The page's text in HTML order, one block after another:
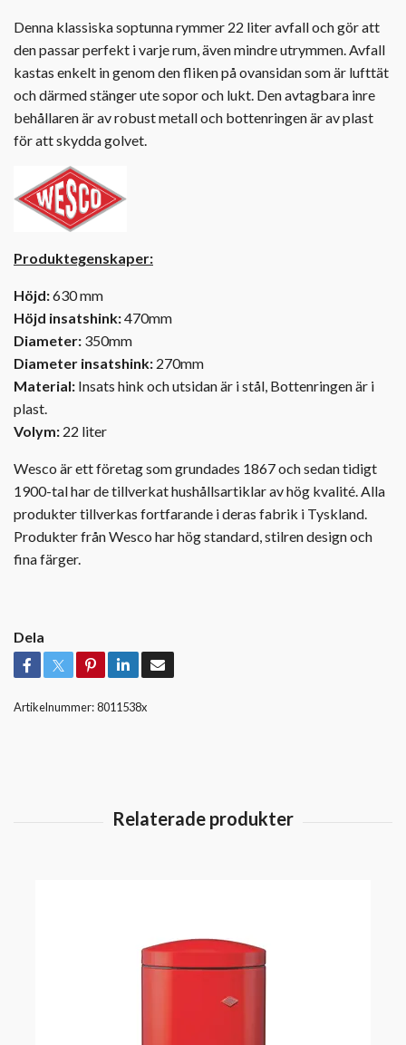
Denna klassiska soptunna rymmer 22 liter avfall och gör att
den passar perfekt i varje rum, även mindre utrymmen. Avfall
kastas enkelt in genom den fliken på ovansidan som är lufttät
och därmed stänger ute sopor och lukt. Den avtagbara inre
behållaren är av robust metall och bottenringen är av plast
för att skydda golvet.
Produktegenskaper:
Höjd:630 mm
Höjd insatshink:470mm
Diameter: 350mm
Diameter insatshink: 270mm
Material: Insats hink och utsidan är i stål, Bottenringen är i
plast.
Volym: 22 liter
Wesco är ett företag som grundades 1867 och sedan tidigt
1900-tal har de tillverkat hushållsartiklar av hög kvalité. Alla
produkter tillverkas fortfarande i deras fabrik i Tyskland.
Produkter från Wesco har hög standard, stilren design och
fina färger.
Dela
Artikelnummer:8011538x